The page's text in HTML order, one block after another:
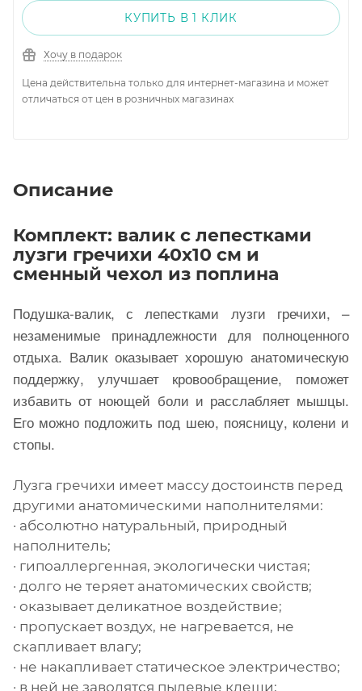
КУПИТЬ В 1 КЛИК
Хочу в подарок
Цена действительна только для интернет-магазина и может
отличаться от цен в розничных магазинах
Описание
Комплект: валик с лепестками
лузги гречихи 40х10 см и
сменный чехол из поплина
Подушка-валик, с лепестками лузги гречихи, –
незаменимые принадлежности для полноценного
отдыха. Валик оказывает хорошую анатомическую
поддержку, улучшает кровообращение, поможет
избавить от ноющей боли и расслабляет мышцы.
Его можно подложить под шею, поясницу, колени и
стопы.
Лузга гречихи имеет массу достоинств перед
другими анатомическими наполнителями:
· абсолютно натуральный, природный
наполнитель;
· гипоаллергенная, экологически чистая;
· долго не теряет анатомических свойств;
· оказывает деликатное воздействие;
· пропускает воздух, не нагревается, не
скапливает влагу;
· не накапливает статическое электричество;
· в ней не заводятся пылевые клещи;